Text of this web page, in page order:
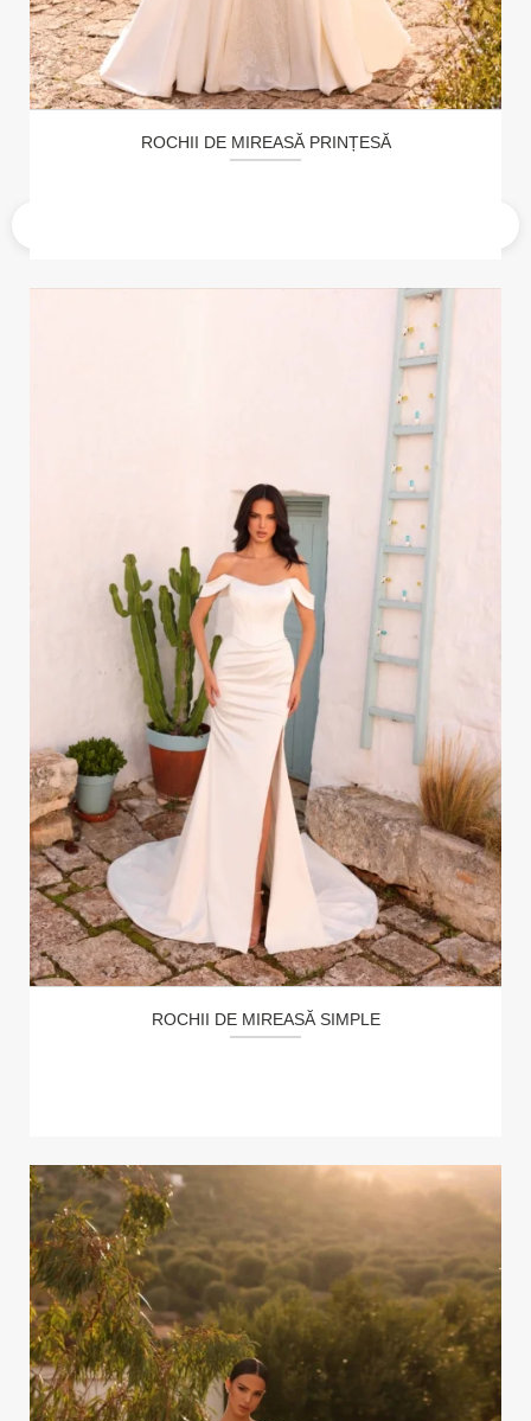
ROCHII DE MIREASĂ PRINȚESĂ
ROCHII DE MIREASĂ SIMPLE